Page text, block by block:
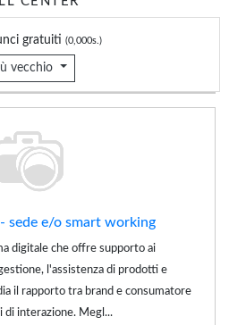
gratuiti (0,000s.)
vecchio
sede e/o smart working
digitale che offre supporto ai
l'assistenza di prodotti e
il rapporto tra brand e consumatore
di interazione. Megl...